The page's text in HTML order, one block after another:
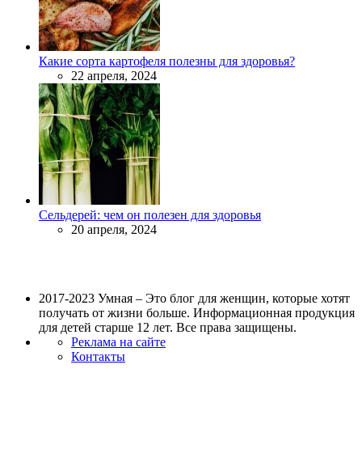
Какие сорта картофеля полезны для здоровья?
22 апреля, 2024
Сельдерей: чем он полезен для здоровья
20 апреля, 2024
2017-2023 Умная – Это блог для женщин, которые хотят
получать от жизни больше. Информационная продукция
для детей старше 12 лет. Все права защищены.
Реклама на сайте
Контакты